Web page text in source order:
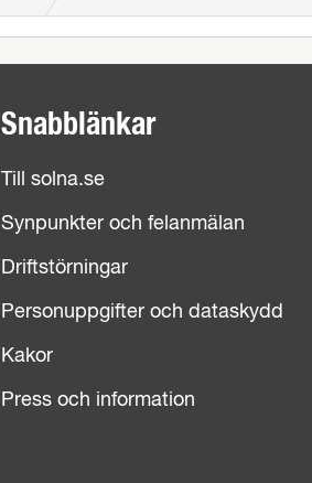
Snabblänkar
Till solna.se
Synpunkter och felanmälan
Driftstörningar
Personuppgifter och dataskydd
Kakor
Press och information